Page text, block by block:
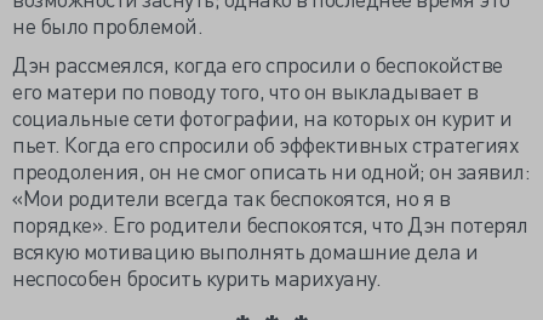
не было проблемой.
Дэн рассмеялся, когда его спросили о беспокойстве
его матери по поводу того, что он выкладывает в
социальные сети фотографии, на которых он курит и
пьет. Когда его спросили об эффективных стратегиях
преодоления, он не смог описать ни одной; он заявил:
«Мои родители всегда так беспокоятся, но я в
порядке». Его родители беспокоятся, что Дэн потерял
всякую мотивацию выполнять домашние дела и
неспособен бросить курить марихуану.